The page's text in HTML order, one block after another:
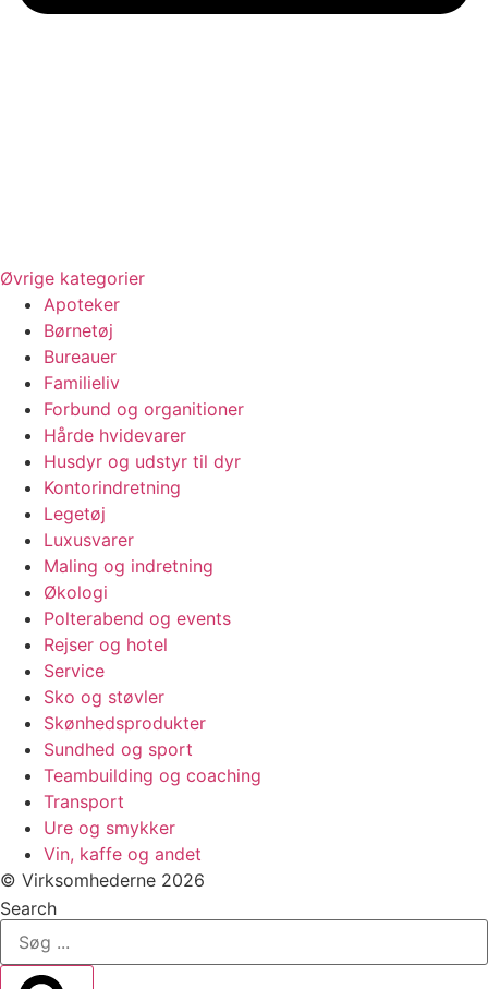
Øvrige kategorier
Apoteker
Børnetøj
Bureauer
Familieliv
Forbund og organitioner
Hårde hvidevarer
Husdyr og udstyr til dyr
Kontorindretning
Legetøj
Luxusvarer
Maling og indretning
Økologi
Polterabend og events
Rejser og hotel
Service
Sko og støvler
Skønhedsprodukter
Sundhed og sport
Teambuilding og coaching
Transport
Ure og smykker
Vin, kaffe og andet
© Virksomhederne 2026
Search